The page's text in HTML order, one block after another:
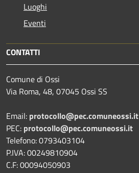
Luoghi
Eventi
CONTATTI
Comune di Ossi
Via Roma, 48, 07045 Ossi SS
Email: protocollo@pec.comuneossi.it
PEC: protocollo@pec.comuneossi.it
Telefono: 0793403104
P.IVA: 00249810904
C.F: 00094050903